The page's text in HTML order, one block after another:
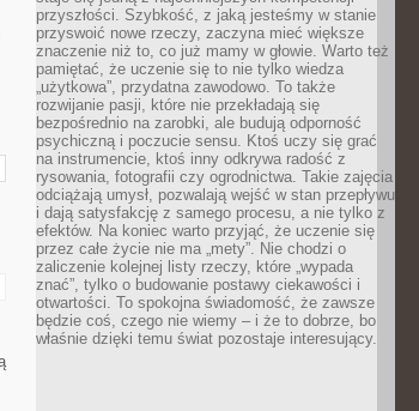
przyszłości. Szybkość, z jaką jesteśmy w stanie
przyswoić nowe rzeczy, zaczyna mieć większe
znaczenie niż to, co już mamy w głowie. Warto też
pamiętać, że uczenie się to nie tylko wiedza
„użytkowa”, przydatna zawodowo. To także
rozwijanie pasji, które nie przekładają się
bezpośrednio na zarobki, ale budują odporność
psychiczną i poczucie sensu. Ktoś uczy się grać
na instrumencie, ktoś inny odkrywa radość z
rysowania, fotografii czy ogrodnictwa. Takie zajęcia
odciążają umysł, pozwalają wejść w stan przepływu
i dają satysfakcję z samego procesu, a nie tylko z
efektów. Na koniec warto przyjąć, że uczenie się
przez całe życie nie ma „mety”. Nie chodzi o
zaliczenie kolejnej listy rzeczy, które „wypada
znać”, tylko o budowanie postawy ciekawości i
otwartości. To spokojna świadomość, że zawsze
będzie coś, czego nie wiemy – i że to dobrze, bo
właśnie dzięki temu świat pozostaje interesujący.